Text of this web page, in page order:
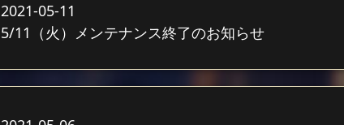
2021-05-11
5/11（火）メンテナンス終了のお知らせ